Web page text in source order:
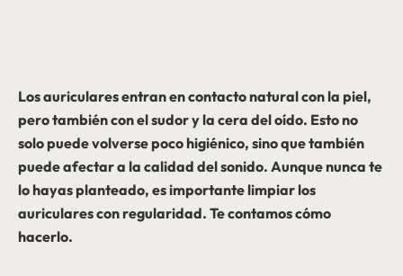
Los auriculares entran en contacto natural con la piel,
pero también con el sudor y la cera del oído. Esto no
solo puede volverse poco higiénico, sino que también
puede afectar a la calidad del sonido. Aunque nunca te
lo hayas planteado, es importante limpiar los
auriculares con regularidad. Te contamos cómo
hacerlo.